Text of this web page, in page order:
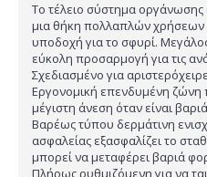
Το τέλειο σύστημα
μια θήκη πολλαπλών χρήσεων
υποδοχή για το σφυρί.
εύκολη προσαρμογή για τις
Σχεδιασμένο για
Εργονομική επενδυμένη ζώνη
μέγιστη άνεση όταν είναι
Βαρέως τύπου δερμάτινη
ασφαλείας εξασφαλίζει το
μπορεί να μεταφέρει βαριά
Πλήρως ρυθμιζόμενη για να